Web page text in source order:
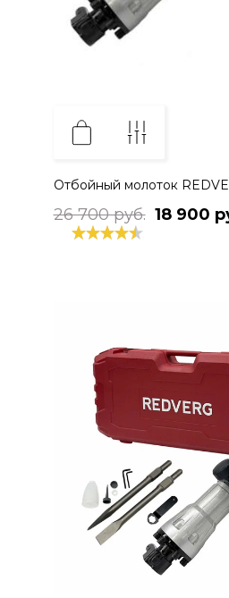
Отбойный молоток
26 700 руб. 18 900